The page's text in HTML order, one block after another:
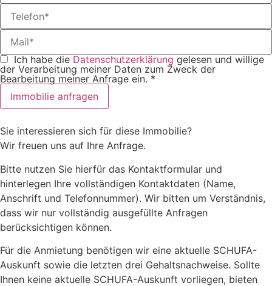
Ich habe die Datenschutzerklärung gelesen und willige
der Verarbeitung meiner Daten zum Zweck der
Bearbeitung meiner Anfrage ein. *
Immobilie anfragen
Sie interessieren sich für diese Immobilie?
Wir freuen uns auf Ihre Anfrage.
Bitte nutzen Sie hierfür das Kontaktformular und
hinterlegen Ihre vollständigen Kontaktdaten (Name,
Anschrift und Telefonnummer). Wir bitten um Verständnis,
dass wir nur vollständig ausgefüllte Anfragen
berücksichtigen können.
Für die Anmietung benötigen wir eine aktuelle SCHUFA-
Auskunft sowie die letzten drei Gehaltsnachweise. Sollte
Ihnen keine aktuelle SCHUFA-Auskunft vorliegen, bieten